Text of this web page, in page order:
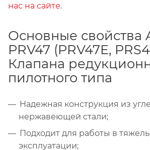
нас на сайте.
Основные свойства
PRV47 (PRV47E,
Клапана
пилотного типа
Надежная конструкция из
нержавеющей стали;
Подходит для работы в
эксплуатации;